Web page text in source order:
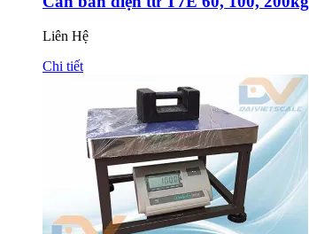
Liên Hệ
Chi tiết